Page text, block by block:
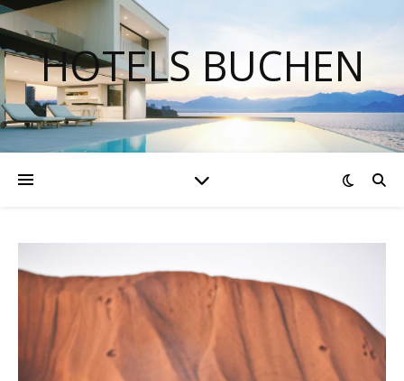
HOTELS BUCHEN